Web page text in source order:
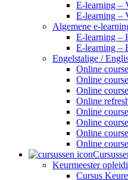
E-learning –
E-learning –
Algemene e-
E-learning –
E-learning –
Engelstalige /
Online
Online
Online
Online
Online
Online
Online
Online
Keurmeester
Cursus